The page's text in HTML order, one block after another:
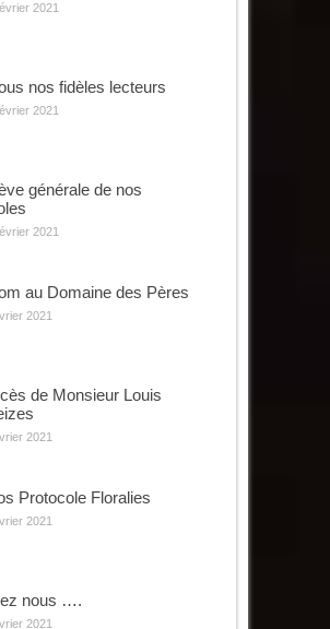
2021
nos fidèles lecteurs
2021
générale de nos
2021
au Domaine des Pères
2021
de Monsieur Louis
2021
Protocole Floralies
2021
nous ….
2021